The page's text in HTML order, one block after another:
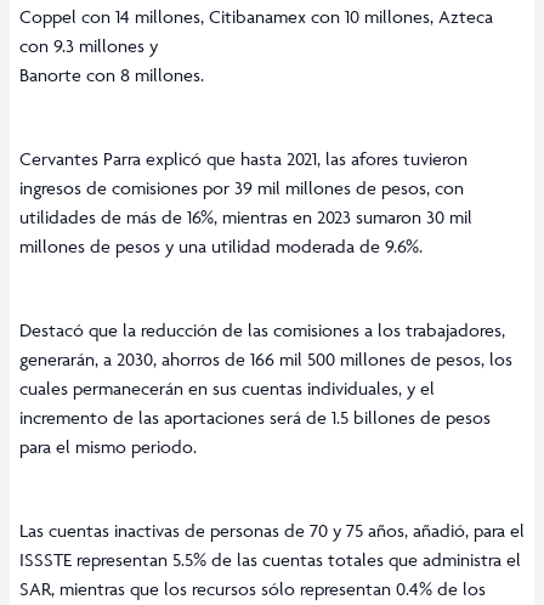
Coppel con 14 millones, Citibanamex con 10 millones, Azteca
con 9.3 millones y
Banorte con 8 millones.
Cervantes Parra explicó que hasta 2021, las afores tuvieron
ingresos de comisiones por 39 mil millones de pesos, con
utilidades de más de 16%, mientras en 2023 sumaron 30 mil
millones de pesos y una utilidad moderada de 9.6%.
Destacó que la reducción de las comisiones a los trabajadores,
generarán, a 2030, ahorros de 166 mil 500 millones de pesos, los
cuales permanecerán en sus cuentas individuales, y el
incremento de las aportaciones será de 1.5 billones de pesos
para el mismo periodo.
Las cuentas inactivas de personas de 70 y 75 años, añadió, para el
ISSSTE representan 5.5% de las cuentas totales que administra el
SAR, mientras que los recursos sólo representan 0.4% de los